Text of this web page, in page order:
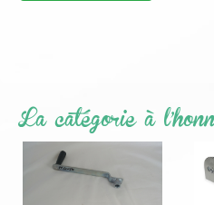
La catégorie à